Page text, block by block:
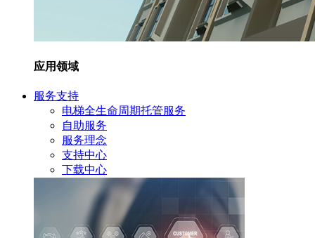
应用领域
服务支持
电梯全生命周期托管服务
自助服务
服务理念
支持中心
下载中心